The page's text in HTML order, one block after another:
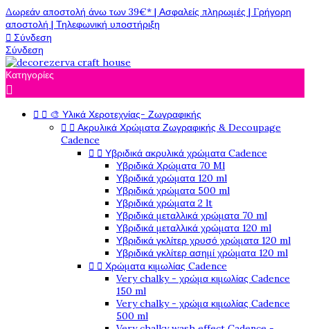
Δωρεάν αποστολή άνω των 39€* | Ασφαλείς πληρωμές | Γρήγορη
αποστολή | Τηλεφωνική υποστήριξη
 Σύνδεση
Σύνδεση
Κατηγορίες

  🎨 Υλικά Χεροτεχνίας- Ζωγραφικής
  Ακρυλικά Χρώματα Ζωγραφικής & Decoupage
Cadence
  Υβριδικά ακρυλικά χρώματα Cadence
Υβριδικά Χρώματα 70 Ml
Υβριδικά χρώματα 120 ml
Υβριδικά χρώματα 500 ml
Υβριδικά χρώματα 2 lt
Υβριδικά μεταλλικά χρώματα 70 ml
Υβριδικά μεταλλικά χρώματα 120 ml
Υβριδικά γκλίτερ χρυσό χρώματα 120 ml
Υβριδικά γκλίτερ ασημί χρώματα 120 ml
  Χρώματα κιμωλίας Cadence
Very chalky - χρώμα κιμωλίας Cadence
150 ml
Very chalky - χρώμα κιμωλίας Cadence
500 ml